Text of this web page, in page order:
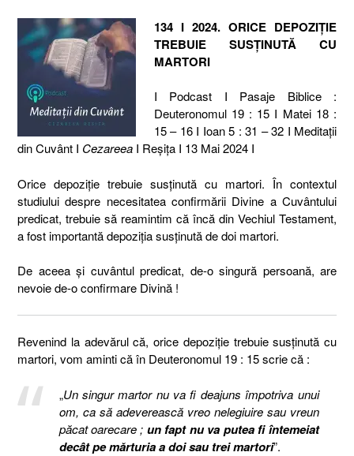
134 I 2024. ORICE DEPOZIȚIE
TREBUIE SUSȚINUTĂ CU
MARTORI
I Podcast I Pasaje Biblice :
Deuteronomul 19 : 15 I Matei 18 :
15 – 16 I Ioan 5 : 31 – 32 I Meditaţii
din Cuvânt I Cezareea I Reşiţa I 13 Mai 2024 I
Orice depoziție trebuie susținută cu martori. În contextul
studiului despre necesitatea confirmării Divine a Cuvântului
predicat, trebuie să reamintim că încă din Vechiul Testament,
a fost importantă depoziția susținută de doi martori.
De aceea și cuvântul predicat, de-o singură persoană, are
nevoie de-o confirmare Divină !
Revenind la adevărul că, orice depoziție trebuie susținută cu
martori, vom aminti că în Deuteronomul 19 : 15 scrie că :
„Un singur martor nu va fi deajuns împotriva unui
om, ca să adeverească vreo nelegiuire sau vreun
păcat oarecare ; un fapt nu va putea fi întemeiat
decât pe mărturia a doi sau trei martori”.